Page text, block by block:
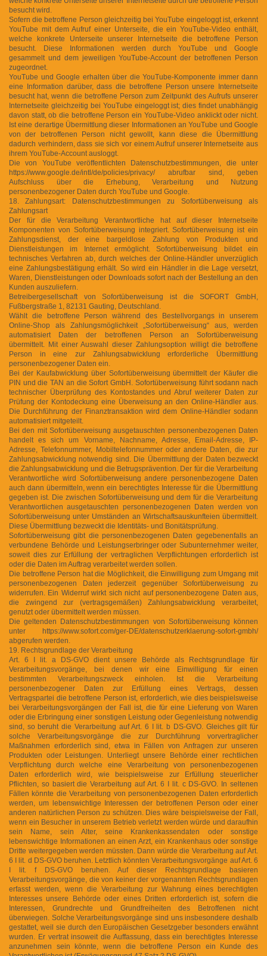
besucht wird.
Sofern die betroffene Person gleichzeitig bei YouTube eingeloggt ist, erkennt
YouTube mit dem Aufruf einer Unterseite, die ein YouTube-Video enthält,
welche konkrete Unterseite unserer Internetseite die betroffene Person
besucht. Diese Informationen werden durch YouTube und Google
gesammelt und dem jeweiligen YouTube-Account der betroffenen Person
zugeordnet.
YouTube und Google erhalten über die YouTube-Komponente immer dann
eine Information darüber, dass die betroffene Person unsere Internetseite
besucht hat, wenn die betroffene Person zum Zeitpunkt des Aufrufs unserer
Internetseite gleichzeitig bei YouTube eingeloggt ist; dies findet unabhängig
davon statt, ob die betroffene Person ein YouTube-Video anklickt oder nicht.
Ist eine derartige Übermittlung dieser Informationen an YouTube und Google
von der betroffenen Person nicht gewollt, kann diese die Übermittlung
dadurch verhindern, dass sie sich vor einem Aufruf unserer Internetseite aus
ihrem YouTube-Account ausloggt.
Die von YouTube veröffentlichten Datenschutzbestimmungen, die unter
https://www.google.de/intl/de/policies/privacy/ abrufbar sind, geben
Aufschluss über die Erhebung, Verarbeitung und Nutzung
personenbezogener Daten durch YouTube und Google.
18. Zahlungsart: Datenschutzbestimmungen zu Sofortüberweisung als
Zahlungsart
Der für die Verarbeitung Verantwortliche hat auf dieser Internetseite
Komponenten von Sofortüberweisung integriert. Sofortüberweisung ist ein
Zahlungsdienst, der eine bargeldlose Zahlung von Produkten und
Dienstleistungen im Internet ermöglicht. Sofortüberweisung bildet ein
technisches Verfahren ab, durch welches der Online-Händler unverzüglich
eine Zahlungsbestätigung erhält. So wird ein Händler in die Lage versetzt,
Waren, Dienstleistungen oder Downloads sofort nach der Bestellung an den
Kunden auszuliefern.
Betreibergesellschaft von Sofortüberweisung ist die SOFORT GmbH,
Fußbergstraße 1, 82131 Gauting, Deutschland.
Wählt die betroffene Person während des Bestellvorgangs in unserem
Online-Shop als Zahlungsmöglichkeit „Sofortüberweisung“ aus, werden
automatisiert Daten der betroffenen Person an Sofortüberweisung
übermittelt. Mit einer Auswahl dieser Zahlungsoption willigt die betroffene
Person in eine zur Zahlungsabwicklung erforderliche Übermittlung
personenbezogener Daten ein.
Bei der Kaufabwicklung über Sofortüberweisung übermittelt der Käufer die
PIN und die TAN an die Sofort GmbH. Sofortüberweisung führt sodann nach
technischer Überprüfung des Kontostandes und Abruf weiterer Daten zur
Prüfung der Kontodeckung eine Überweisung an den Online-Händler aus.
Die Durchführung der Finanztransaktion wird dem Online-Händler sodann
automatisiert mitgeteilt.
Bei den mit Sofortüberweisung ausgetauschten personenbezogenen Daten
handelt es sich um Vorname, Nachname, Adresse, Email-Adresse, IP-
Adresse, Telefonnummer, Mobiltelefonnummer oder andere Daten, die zur
Zahlungsabwicklung notwendig sind. Die Übermittlung der Daten bezweckt
die Zahlungsabwicklung und die Betrugsprävention. Der für die Verarbeitung
Verantwortliche wird Sofortüberweisung andere personenbezogene Daten
auch dann übermitteln, wenn ein berechtigtes Interesse für die Übermittlung
gegeben ist. Die zwischen Sofortüberweisung und dem für die Verarbeitung
Verantwortlichen ausgetauschten personenbezogenen Daten werden von
Sofortüberweisung unter Umständen an Wirtschaftsauskunfteien übermittelt.
Diese Übermittlung bezweckt die Identitäts- und Bonitätsprüfung.
Sofortüberweisung gibt die personenbezogenen Daten gegebenenfalls an
verbundene Behörde und Leistungserbringer oder Subunternehmer weiter,
soweit dies zur Erfüllung der vertraglichen Verpflichtungen erforderlich ist
oder die Daten im Auftrag verarbeitet werden sollen.
Die betroffene Person hat die Möglichkeit, die Einwilligung zum Umgang mit
personenbezogenen Daten jederzeit gegenüber Sofortüberweisung zu
widerrufen. Ein Widerruf wirkt sich nicht auf personenbezogene Daten aus,
die zwingend zur (vertragsgemäßen) Zahlungsabwicklung verarbeitet,
genutzt oder übermittelt werden müssen.
Die geltenden Datenschutzbestimmungen von Sofortüberweisung können
unter https://www.sofort.com/ger-DE/datenschutzerklaerung-sofort-gmbh/
abgerufen werden.
19. Rechtsgrundlage der Verarbeitung
Art. 6 I lit. a DS-GVO dient unsere Behörde als Rechtsgrundlage für
Verarbeitungsvorgänge, bei denen wir eine Einwilligung für einen
bestimmten Verarbeitungszweck einholen. Ist die Verarbeitung
personenbezogener Daten zur Erfüllung eines Vertrags, dessen
Vertragspartei die betroffene Person ist, erforderlich, wie dies beispielsweise
bei Verarbeitungsvorgängen der Fall ist, die für eine Lieferung von Waren
oder die Erbringung einer sonstigen Leistung oder Gegenleistung notwendig
sind, so beruht die Verarbeitung auf Art. 6 I lit. b DS-GVO. Gleiches gilt für
solche Verarbeitungsvorgänge die zur Durchführung vorvertraglicher
Maßnahmen erforderlich sind, etwa in Fällen von Anfragen zur unseren
Produkten oder Leistungen. Unterliegt unsere Behörde einer rechtlichen
Verpflichtung durch welche eine Verarbeitung von personenbezogenen
Daten erforderlich wird, wie beispielsweise zur Erfüllung steuerlicher
Pflichten, so basiert die Verarbeitung auf Art. 6 I lit. c DS-GVO. In seltenen
Fällen könnte die Verarbeitung von personenbezogenen Daten erforderlich
werden, um lebenswichtige Interessen der betroffenen Person oder einer
anderen natürlichen Person zu schützen. Dies wäre beispielsweise der Fall,
wenn ein Besucher in unserem Betrieb verletzt werden würde und daraufhin
sein Name, sein Alter, seine Krankenkassendaten oder sonstige
lebenswichtige Informationen an einen Arzt, ein Krankenhaus oder sonstige
Dritte weitergegeben werden müssten. Dann würde die Verarbeitung auf Art.
6 I lit. d DS-GVO beruhen. Letztlich könnten Verarbeitungsvorgänge auf Art. 6
I lit. f DS-GVO beruhen. Auf dieser Rechtsgrundlage basieren
Verarbeitungsvorgänge, die von keiner der vorgenannten Rechtsgrundlagen
erfasst werden, wenn die Verarbeitung zur Wahrung eines berechtigten
Interesses unsere Behörde oder eines Dritten erforderlich ist, sofern die
Interessen, Grundrechte und Grundfreiheiten des Betroffenen nicht
überwiegen. Solche Verarbeitungsvorgänge sind uns insbesondere deshalb
gestattet, weil sie durch den Europäischen Gesetzgeber besonders erwähnt
wurden. Er vertrat insoweit die Auffassung, dass ein berechtigtes Interesse
anzunehmen sein könnte, wenn die betroffene Person ein Kunde des